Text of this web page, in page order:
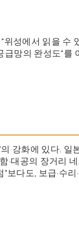
성에서 읽을 수
망의 완성도"를
강화에 있다. 일
대공의 장거리
다도, 보급·수리